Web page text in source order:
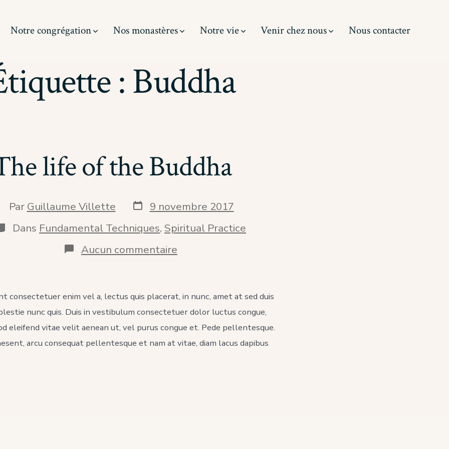
Notre congrégation Nos monastères Notre vie Venir chez nous Nous contacter
:Buddha
life of the Buddha
Par Guillaume Villette Date
de
publication
9 novembre 2017
Dans Fundamental Techniques, Spiritual Practice
Aucun commentaire
The
Buddha
consectetuer enim vel a, lectus quis placerat, in nunc, amet at sed duis
nunc quis. Duis in vestibulum consectetuer dolor luctus congue,
eleifend vitae velit aenean ut, vel purus congue et. Pede pellentesque.
arcu consequat pellentesque et nam at vitae, diam lacus dapibus